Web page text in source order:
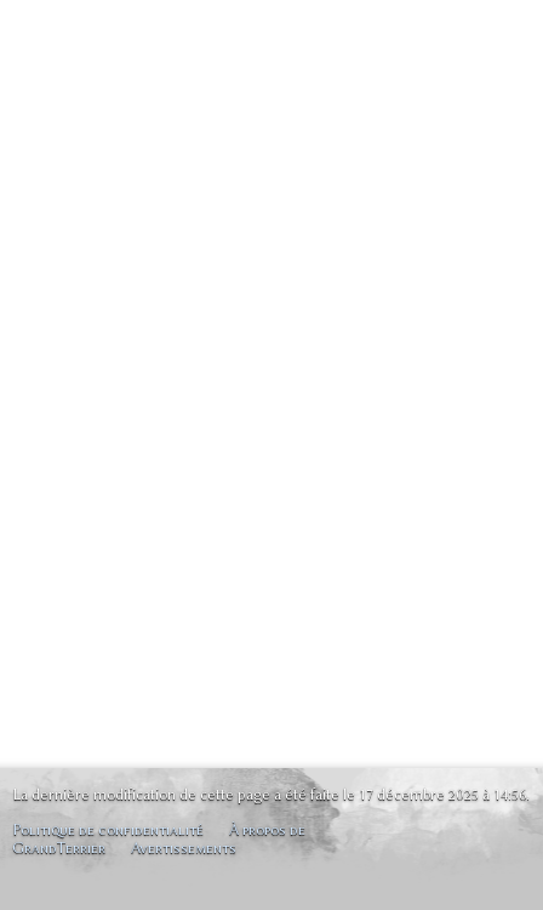
La dernière modification de cette page a été faite le 17 décembre 2025 à 14:56.
Politique de confidentialité
À propos de
GrandTerrier
Avertissements